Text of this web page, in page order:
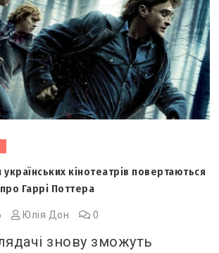
кінотеатрів повертаються
Гаррі Поттера
Юлія Дон 0
знову зможуть